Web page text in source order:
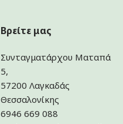
Βρείτε μας
Συνταγματάρχου Ματαπά
5,
57200 Λαγκαδάς
Θεσσαλονίκης
6946 669 088